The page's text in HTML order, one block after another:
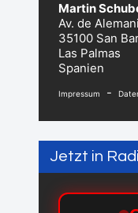
Martin
Av. de
35100 San
Las Palmas
Spanien
Impressum -
Jetzt in